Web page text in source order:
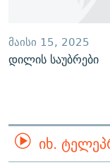
ᲛᲐᲘᲡᲘ 15, 2025
დილის საუბრები
ᲘᲮ.